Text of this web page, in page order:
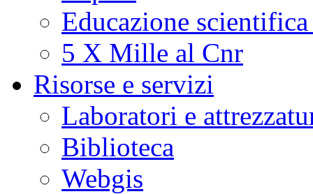
Educazione
5 X Mille al Cnr
Risorse e servizi
Laboratori e
Biblioteca
Webgis